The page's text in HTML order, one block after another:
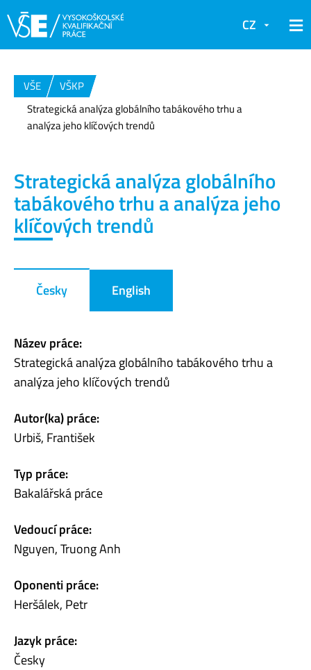
CZ
VŠE
VŠKP
Strategická analýza globálního tabákového trhu a
analýza jeho klíčových trendů
Strategická analýza globálního
tabákového trhu a analýza jeho
klíčových trendů
Česky English
Název práce:
Strategická analýza globálního tabákového trhu a
analýza jeho klíčových trendů
Autor(ka) práce:
Urbiš, František
Typ práce:
Bakalářská práce
Vedoucí práce:
Nguyen, Truong Anh
Oponenti práce:
Heršálek, Petr
Jazyk práce:
Česky